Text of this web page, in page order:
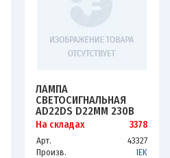
ЛАМПА
СВЕТОСИГНАЛЬНАЯ
AD22DS D22ММ 230В
AC ЗЕЛ. IEK BLS10-
ADDS-230-K06
На складах 3378
Арт.
43327
Произв.
IEK